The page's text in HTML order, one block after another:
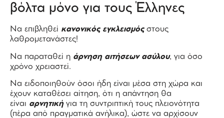
βόλτα μόνο για τους Έλληνες
Να επιβληθεί κανονικός εγκλεισμόςστους
λαθρομετανάστες!
Να παραταθεί η άρνηση αιτήσεων ασύλου, για όσο
χρόνο χρειαστεί.
Να ειδοποιηθούν όσοι ήδη είναι μέσα στη χώρα και
έχουν καταθέσει αίτηση, ότι η απάντηση θα
είναι αρνητικήγια τη συντριπτική τους πλειονότητα
(πέρα από πραγματικά ανήλικα), ώστε να αρχίσουν